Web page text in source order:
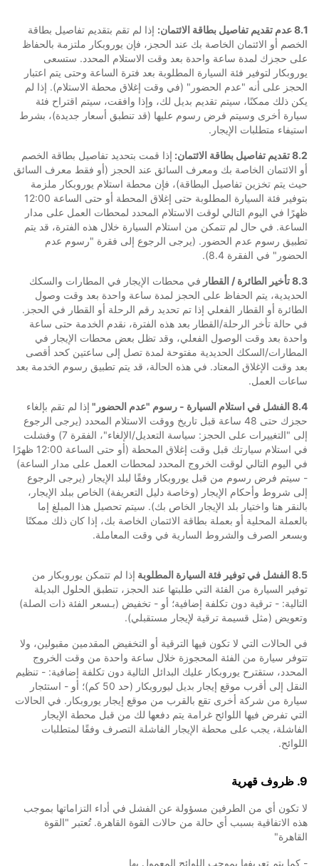
8.1 عدم تقديم تفاصيل بطاقة الائتمان:
إذا لم تقم بتقديم تفاصيل بطاقة
الخصم أو الائتمان الخاصة بك عند الحجز، فإن يوروبكار ملتزمة بالحفاظ
على حجزك لمدة ساعة واحدة بعد وقت الاستلام المحدد. ستسعى
يوروبكار لتوفير فئة السيارة المطلوبة بعد فترة الساعة وحتى يتم اعتبار
الحجز على أنه "عدم الحضور" (في وقت إغلاق محطة الاستلام). إذا لم
يكن ذلك ممكنًا، سيتم تقديم بديل لك، وإذا وافقت، سيتم اقتراح فئة
سيارة أخرى وسيتم فرض رسوم عليها (قد تنطبق أسعار جديدة)، بشرط
استيفاء متطلبات الإيجار.
8.2 تقديم تفاصيل بطاقة الائتمان:
إذا قمت بتحديد تفاصيل بطاقة الخصم
أو الائتمان الخاصة بك ومعرف السائق عند الحجز (أو فقط معرف السائق
حيث يتم تخزين تفاصيل البطاقة)، فإن محطة استلام يوروبكار ملزمة
بتوفير فئة السيارة المطلوبة حتى إغلاق المحطة أو حتى الساعة 12:00
ظهرًا في اليوم التالي لوقت الاستلام المحدد لمحطات العمل على مدار
الساعة. في حال لم تتمكن من استلام السيارة خلال هذه الفترة، قد يتم
تطبيق رسوم عدم الحضور. (يرجى الرجوع إلى فقرة "رسوم عدم
الحضور" في الفقرة 8.4).
8.3 تأخير الطائرة / القطار
في محطات الإيجار في المطارات والسكك
الحديدية، يتم الحفاظ على الحجز لمدة ساعة واحدة بعد وقت وصول
الطائرة أو القطار الفعلي إذا تم تحديد رقم الرحلة أو القطار في الحجز.
في حالة تأخر الرحلة/القطار بعد هذه الفترة، نقدم الخدمة حتى ساعة
واحدة بعد وقت الوصول الفعلي، وقد تظل بعض محطات الإيجار في
المطارات/السكك الحديدية مفتوحة لمدة تصل إلى ساعتين كحد أقصى
بعد وقت الإغلاق المعتاد. في هذه الحالة، قد يتم تطبيق رسوم الخدمة بعد
ساعات العمل.
8.4 الفشل في استلام السيارة - رسوم "عدم الحضور"
إذا لم تقم بإلغاء
حجزك حتى 48 ساعة قبل تاريخ ووقت الاستلام المحدد (يرجى الرجوع
إلى "التغييرات على الحجز: سياسة التعديل/الإلغاء"، الفقرة 7) وفشلت
في استلام سيارتك قبل وقت إغلاق المحطة (أو حتى الساعة 12:00 ظهرًا
في اليوم التالي لوقت الخروج المحدد لمحطات العمل على مدار الساعة)
- سيتم فرض رسوم من قبل يوروبكار وفقًا لبلد الإيجار (يرجى الرجوع
إلى شروط وأحكام الإيجار (وخاصة دليل التعريفة) الخاص ببلد الإيجار،
بالنقر هنا واختيار بلد الإيجار الخاص بك). سيتم تحصيل هذا المبلغ إما
بالعملة المحلية أو بعملة بطاقة الائتمان الخاصة بك، إذا كان ذلك ممكنًا
وبسعر الصرف والشروط السارية في وقت المعاملة.
8.5 الفشل في توفير فئة السيارة المطلوبة
إذا لم تتمكن يوروبكار من
توفير السيارة من الفئة التي طلبتها عند الحجز، تنطبق الحلول البديلة
التالية: - ترقية دون تكلفة إضافية؛ أو - تخفيض (بـسعر الفئة ذات الصلة)
وتعويض (مثل قسيمة ترقية لإيجار مستقبلي).
في الحالات التي لا تكون فيها الترقية أو التخفيض المقدمين مقبولين، ولا
تتوفر سيارة من الفئة المحجوزة خلال ساعة واحدة من وقت الخروج
المحدد، ستقترح يوروبكار عليك البدائل التالية دون تكلفة إضافية: - تنظيم
النقل إلى أقرب موقع إيجار بديل ليوروبكار (حد 50 كم)؛ أو - استئجار
سيارة من شركة أخرى تقع بالقرب من موقع إيجار يوروبكار. في الحالات
التي تفرض فيها اللوائح غرامة يتم دفعها لك من قبل محطة الإيجار
الفاشلة، يجب على محطة الإيجار الفاشلة التصرف وفقًا لمتطلبات
اللوائح.
9. ظروف قهرية
لا تكون أي من الطرفين مسؤولة عن الفشل في أداء التزاماتها بموجب
هذه الاتفاقية بسبب أي حالة من حالات القوة القاهرة. تُعتبر "القوة
القاهرة"
- كما يتم تعريفها بموجب اللوائح المعمول بها